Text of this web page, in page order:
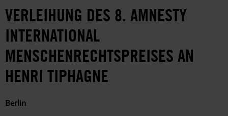
VERLEIHUNG DES 8. AMNESTY
INTERNATIONAL
MENSCHENRECHTSPREISES AN
HENRI TIPHAGNE
Berlin